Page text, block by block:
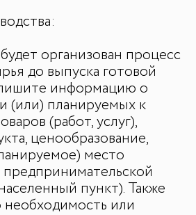
организован процесс
до выпуска готовой
информацию о
(или) планируемых к
(работ, услуг),
ценообразование,
место
пункт). Также
необходимость или